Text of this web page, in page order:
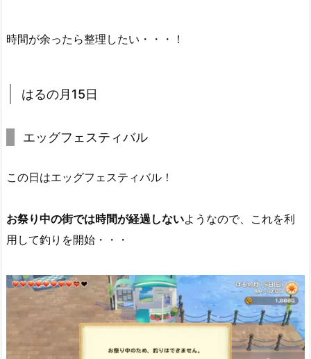
時間が余ったら整理したい・・・！
はるの月15日
エッグフェスティバル
この日はエッグフェスティバル！
お祭り中の街では時間が経過しないようなので、これを利
用して釣りを開始・・・